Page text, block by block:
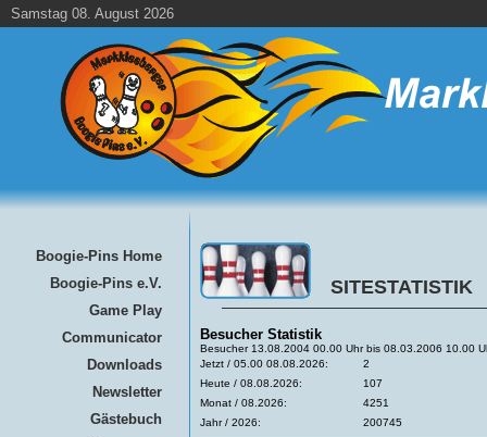
Samstag 08. August 2026
Boogie-Pins Home
Boogie-Pins e.V.
Game Play
Communicator
Downloads
Newsletter
Gästebuch
SITESTATISTIK
Besucher Statistik
Besucher 13.08.2004 00.00 Uhr bis 08.03.2006 10.00
Jetzt / 05.00 08.08.2026:
2
Heute / 08.08.2026:
107
Monat / 08.2026:
4251
Jahr / 2026:
200745